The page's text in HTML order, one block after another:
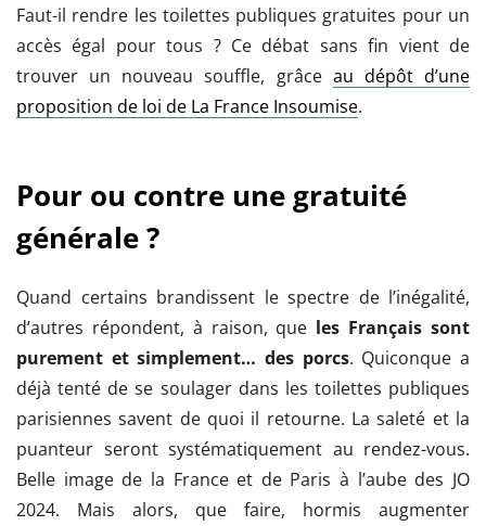
Faut-il rendre les toilettes publiques gratuites pour un
accès égal pour tous ? Ce débat sans fin vient de
trouver un nouveau souffle, grâce au dépôt d’une
proposition de loi de La France Insoumise.
Pour ou contre une gratuité
générale ?
Quand certains brandissent le spectre de l’inégalité,
d’autres répondent, à raison, que les Français sont
purement et simplement… des porcs. Quiconque a
déjà tenté de se soulager dans les toilettes publiques
parisiennes savent de quoi il retourne. La saleté et la
puanteur seront systématiquement au rendez-vous.
Belle image de la France et de Paris à l’aube des JO
2024. Mais alors, que faire, hormis augmenter